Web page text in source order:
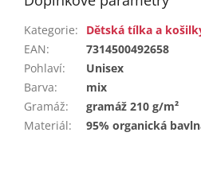
Kategorie:
Dětská tílka a
EAN:
7314500492658
Pohlaví:
Unisex
Barva:
mix
Gramáž:
gramáž 210 g/m²
Materiál: 95% organická